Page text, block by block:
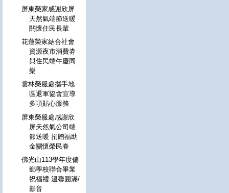
屏東榮家感謝欣屏
天然氣端節送暖
關懷住民長輩
花蓮榮家結合社會
資源夜市消費劵
與住民端午慶同
樂
雲林榮服處攜手地
區退軍協會宣導
多項貼心服務
屏東榮服處感謝欣
屏天然氣公司端
節送暖 捐贈福助
金關懷榮民眷
佛光山113學年度偏
鄉學校聯合畢業
祝福禮 溫馨圓滿/
影音